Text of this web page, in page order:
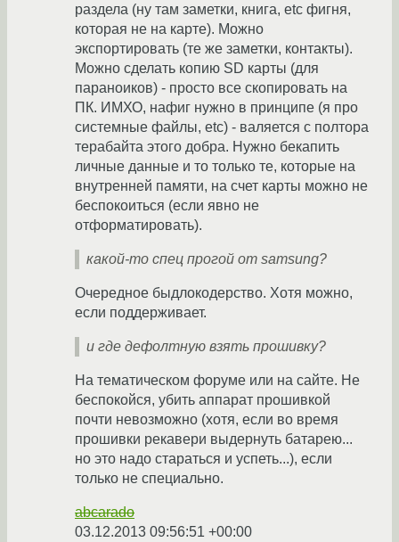
раздела (ну там заметки, книга, etc фигня,
которая не на карте). Можно
экспортировать (те же заметки, контакты).
Можно сделать копию SD карты (для
параноиков) - просто все скопировать на
ПК. ИМХО, нафиг нужно в принципе (я про
системные файлы, etc) - валяется с полтора
терабайта этого добра. Нужно бекапить
личные данные и то только те, которые на
внутренней памяти, на счет карты можно не
беспокоиться (если явно не
отформатировать).
какой-то спец прогой от samsung?
Очередное быдлокодерство. Хотя можно,
если поддерживает.
и где дефолтную взять прошивку?
На тематическом форуме или на сайте. Не
беспокойся, убить аппарат прошивкой
почти невозможно (хотя, если во время
прошивки рекавери выдернуть батарею...
но это надо стараться и успеть...), если
только не специально.
abcarado
03.12.2013 09:56:51 +00:00